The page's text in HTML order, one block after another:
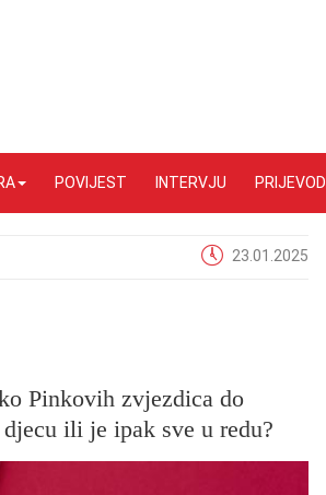
POVIJEST INTERVJU PRIJEVODI
23.01.2025
Pinkovih zvjezdica do
ili je ipak sve u redu?